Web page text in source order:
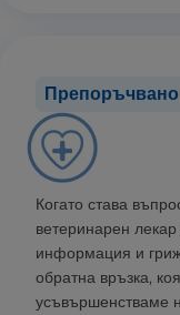
Когато става
ветеринарен
информация и
обратна връзка,
усъвършенстваме